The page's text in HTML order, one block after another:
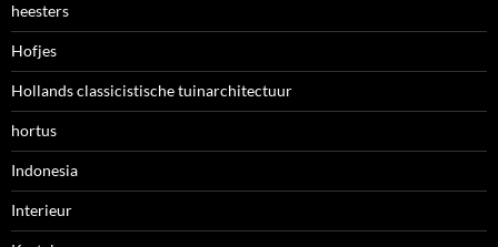
heesters
Hofjes
Hollands classicistische tuinarchitectuur
hortus
Indonesia
Interieur